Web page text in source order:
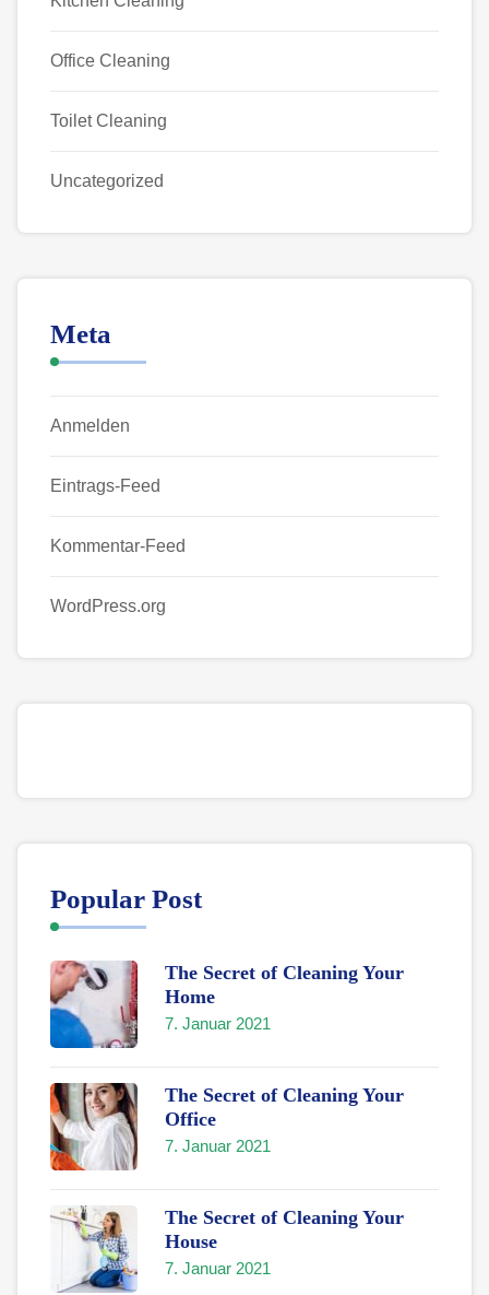
Office Cleaning
Toilet Cleaning
Uncategorized
Meta
Anmelden
Eintrags-Feed
Kommentar-Feed
WordPress.org
Popular Post
The Secret of Cleaning Your
Home
7. Januar 2021
The Secret of Cleaning Your
Office
7. Januar 2021
The Secret of Cleaning Your
House
7. Januar 2021